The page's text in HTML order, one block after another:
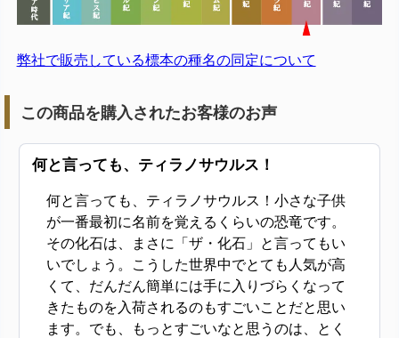
弊社で販売している標本の種名の同定について
この商品を購入されたお客様のお声
何と言っても、ティラノサウルス！
何と言っても、ティラノサウルス！小さな子供
が一番最初に名前を覚えるくらいの恐竜です。
その化石は、まさに「ザ・化石」と言ってもい
いでしょう。こうした世界中でとても人気が高
くて、だんだん簡単には手に入りづらくなって
きたものを入荷されるのもすごいことだと思い
ます。でも、もっとすごいなと思うのは、とく